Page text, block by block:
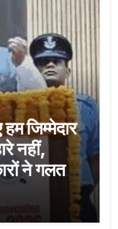
जिम्मेदार
नहीं,
ने गलत